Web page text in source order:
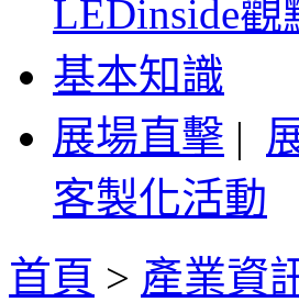
LEDinside觀
基本知識
展場直擊 |
客製化活動
首頁 > 產業資